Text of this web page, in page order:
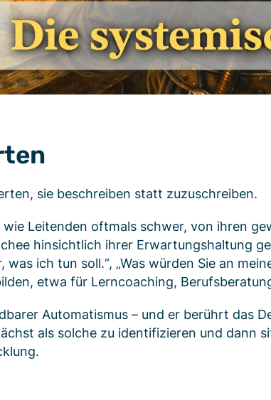
sie beschreiben statt zuzuschreiben.
Leitenden oftmals schwer, von ihren
hinsichtlich ihrer Erwartungshaltung
ich tun soll.“, „Was würden Sie an
etwa für Lerncoaching,
Automatismus – und er berührt das
als solche zu identifizieren und dann